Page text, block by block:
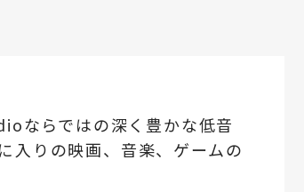
ならではの深く豊かな低音
入りの映画、音楽、ゲームの